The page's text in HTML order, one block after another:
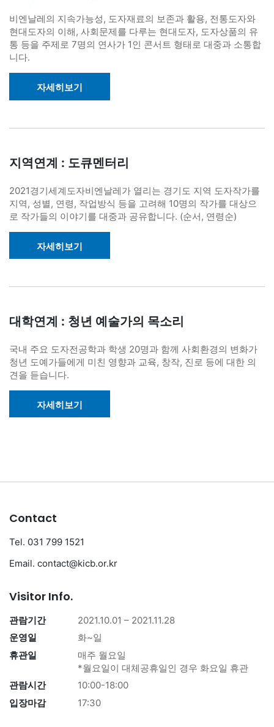
비엔날레의 지속가능성, 도자재료의 보존과 활용, 전통도자와
현대도자의 이해, 사회문제를 다루는 현대도자, 도자상품의 유
통 등을 주제로 7명의 연사가 1인 콘서트 형태로 대중과 소통합
니다.
자세히보기
지역연계 : 도큐멘터리
2021경기세계도자비엔날레가 열리는 경기도 지역 도자작가를
지역, 성별, 연령, 작업방식 등을 고려해 10명의 작가를 대상으
로 작가들의 이야기를 대중과 공유합니다. (순서, 연령순)
자세히보기
대학연계 : 청년 예술가의 목소리
국내 주요 도자전공학과 학생 20명과 함께 사회환경의 변화가
청년 도예가들에게 미친 영향과 교육, 창작, 진로 등에 대한 의
견을 듣습니다.
자세히보기
Contact
Tel. 031 799 1521
Email. contact@kicb.or.kr
Visitor Info.
관람기간
2021.10.01 – 2021.11.28
운영일
화~일
휴관일
매주 월요일
*월요일이 대체공휴일인 경우 화요일 휴관
관람시간
10:00-18:00
입장마감
17:30